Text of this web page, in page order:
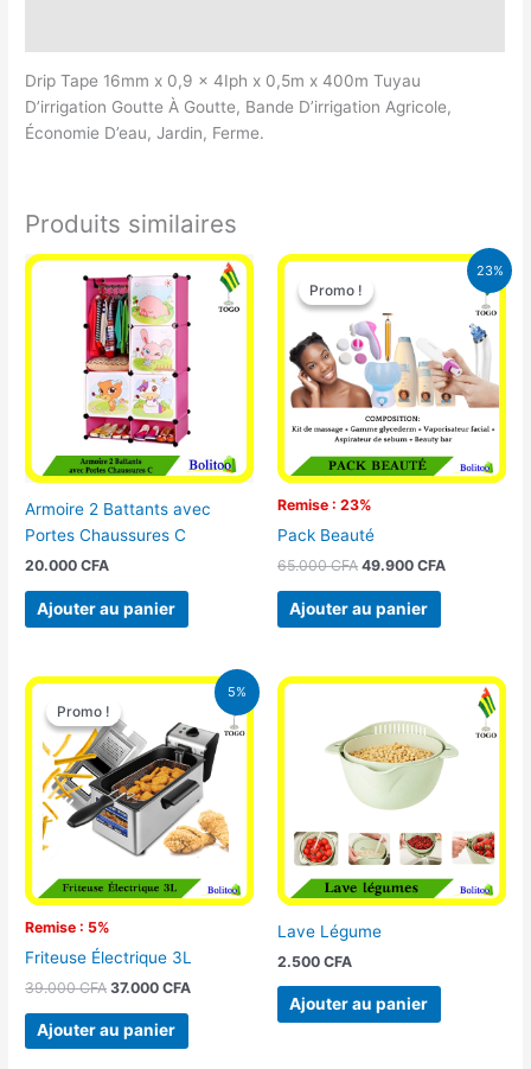
Drip Tape 16mm x 0,9 x 4Iph x 0,5m x 400m Tuyau
D’irrigation Goutte À Goutte, Bande D’irrigation Agricole,
Économie D’eau, Jardin, Ferme.
Produits similaires
Armoire 2 Battants avec
Portes Chaussures C
20.000CFA
Ajouter au panier
23%
Promo !
Remise : 23%
Promo !
Pack Beauté
65.000CFA
Le
prix
initial
était :
65.000 CFA.
49.900 CFA
Le
prix
actuel
est :
49.900
Ajouter au panier
5%
Promo !
Remise : 5%
Promo !
Friteuse Électrique 3L
39.000CFA
Le
initial
était :
39.000 CFA.
37.000CFA
Le
prix
actuel
est :
37.000 CFA.
Ajouter au panier
Lave Légume
2.500 CFA
Ajouter au panier